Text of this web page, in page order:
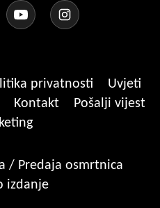
privatnosti
Uvjeti
Kontakt
Pošalji vijest
/ Predaja osmrtnica
izdanje